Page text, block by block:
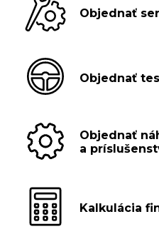
Objednať
Objednať
Objednať
a
Kalkulácia